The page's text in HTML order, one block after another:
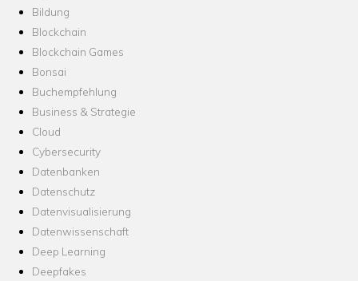
Bildung
Blockchain
Blockchain Games
Bonsai
Buchempfehlung
Business & Strategie
Cloud
Cybersecurity
Datenbanken
Datenschutz
Datenvisualisierung
Datenwissenschaft
Deep Learning
Deepfakes